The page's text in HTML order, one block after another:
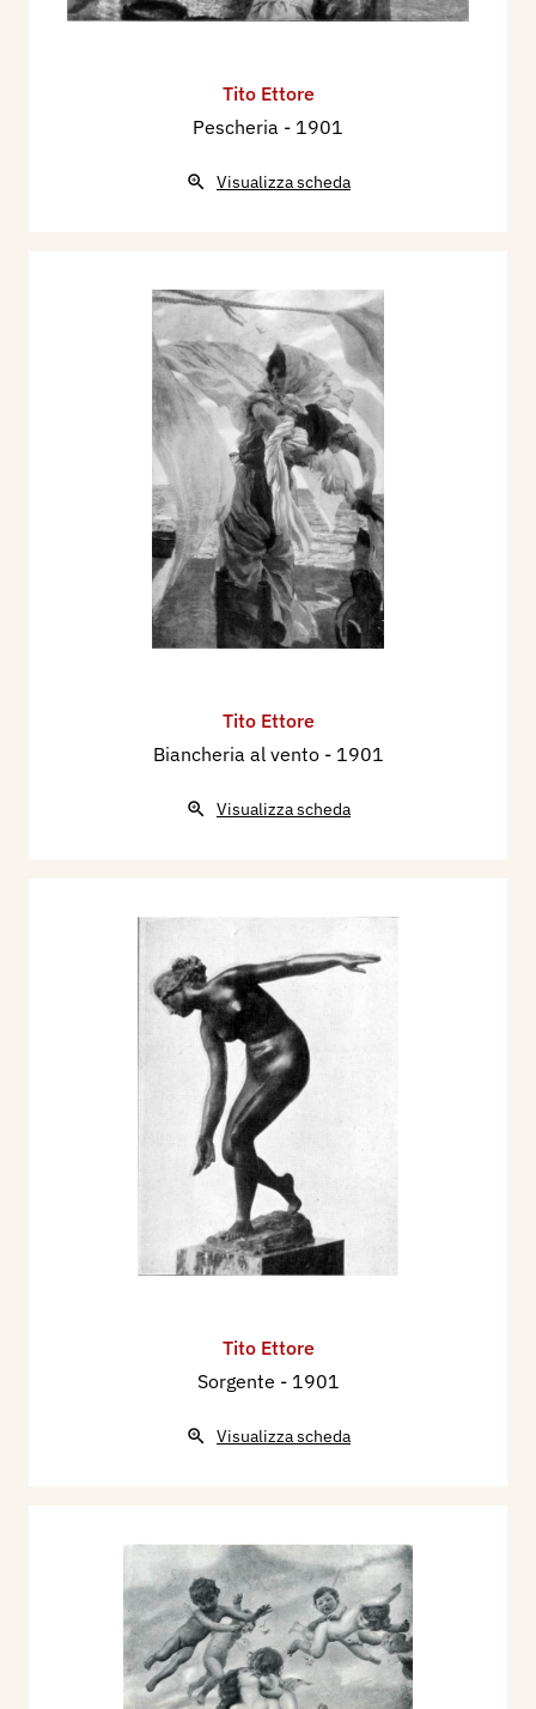
Tito Ettore
Pescheria - 1901
Visualizza scheda
Tito Ettore
Biancheria al vento - 1901
Visualizza scheda
Tito Ettore
Sorgente - 1901
Visualizza scheda